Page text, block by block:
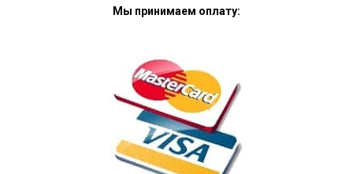
Мы принимаем оплату: